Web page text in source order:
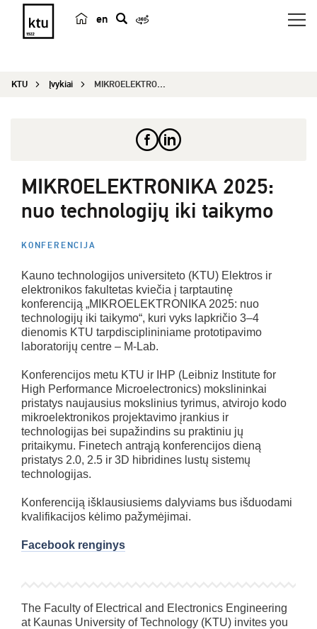
en
e
KTU Įvykiai MIKROELEKTRONIKA 2025: nuo technologijų iki taik...
MIKROELEKTRONIKA 2025:
nuo technologijų iki taikymo
KONFERENCIJA
Kauno technologijos universiteto (KTU) Elektros ir
elektronikos fakultetas kviečia į tarptautinę
konferenciją „MIKROELEKTRONIKA 2025: nuo
technologijų iki taikymo“, kuri vyks lapkričio 3–4
dienomis KTU tarpdisciplininiame prototipavimo
laboratorijų centre – M-Lab.
Konferencijos metu KTU ir IHP (Leibniz Institute for
High Performance Microelectronics) mokslininkai
pristatys naujausius mokslinius tyrimus, atvirojo kodo
mikroelektronikos projektavimo įrankius ir
technologijas bei supažindins su praktiniu jų
pritaikymu. Finetech antrąją konferencijos dieną
pristatys 2.0, 2.5 ir 3D hibridines lustų sistemų
technologijas.
Konferenciją išklausiusiems dalyviams bus išduodami
kvalifikacijos kėlimo pažymėjimai.
Facebook renginys
The Faculty of Electrical and Electronics Engineering
at Kaunas University of Technology (KTU) invites you